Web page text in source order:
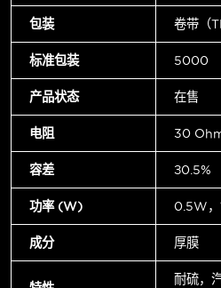
包装 卷带（
标准包装 5000
产品状态 在售
电阻 30
容差 ±0.5%
功率 (W) 0.5W
成分 厚膜
耐硫，